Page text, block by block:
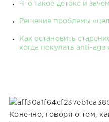
Что такое детокс и
Решение проблемы
Как остановить
когда покупать anti-age
Конечно, говоря о том,